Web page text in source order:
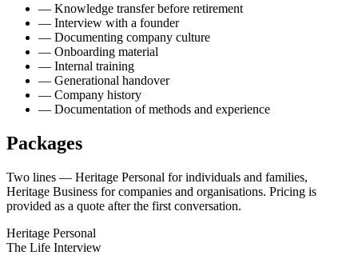
— Knowledge transfer before retirement
— Interview with a founder
— Documenting company culture
— Onboarding material
— Internal training
— Generational handover
— Company history
— Documentation of methods and experience
Packages
Two lines — Heritage Personal for individuals and families,
Heritage Business for companies and organisations. Pricing is
provided as a quote after the first conversation.
Heritage Personal
The Life Interview